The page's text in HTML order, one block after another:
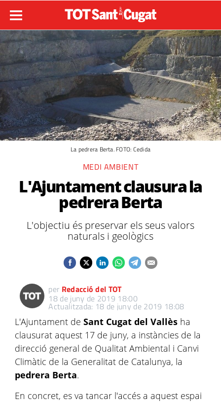
La pedrera Berta. FOTO: Cedida
MEDI AMBIENT
L'Ajuntament clausura la
pedrera Berta
L'objectiu és preservar els seus valors
naturals i geològics
per Redacció del TOT
18 de juny de 2019 18:00
Actualitzada: 18 de juny de 2019 18:08
L'Ajuntament de Sant Cugat del Vallès ha
clausurat aquest 17 de juny, a instàncies de la
direcció general de Qualitat Ambiental i Canvi
Climàtic de la Generalitat de Catalunya, la
pedrera Berta.
En concret, es va tancar l'accés a aquest espai